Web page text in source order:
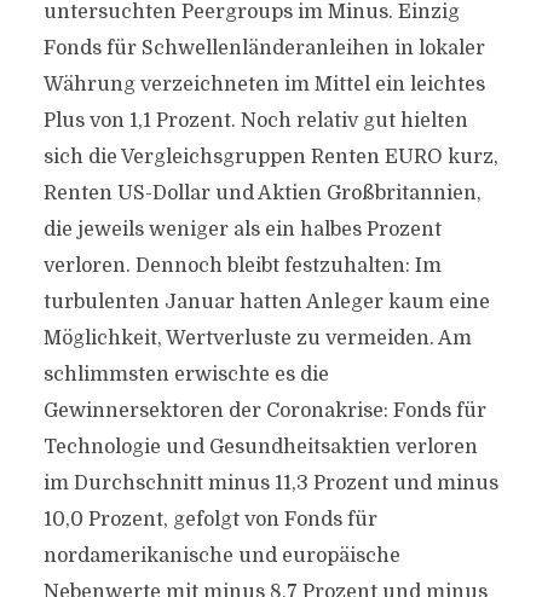
untersuchten Peergroups im Minus. Einzig
Fonds für Schwellenländeranleihen in lokaler
Währung verzeichneten im Mittel ein leichtes
Plus von 1,1 Prozent. Noch relativ gut hielten
sich die Vergleichsgruppen Renten EURO kurz,
Renten US-Dollar und Aktien Großbritannien,
die jeweils weniger als ein halbes Prozent
verloren. Dennoch bleibt festzuhalten: Im
turbulenten Januar hatten Anleger kaum eine
Möglichkeit, Wertverluste zu vermeiden. Am
schlimmsten erwischte es die
Gewinnersektoren der Coronakrise: Fonds für
Technologie und Gesundheitsaktien verloren
im Durchschnitt minus 11,3 Prozent und minus
10,0 Prozent, gefolgt von Fonds für
nordamerikanische und europäische
Nebenwerte mit minus 8,7 Prozent und minus